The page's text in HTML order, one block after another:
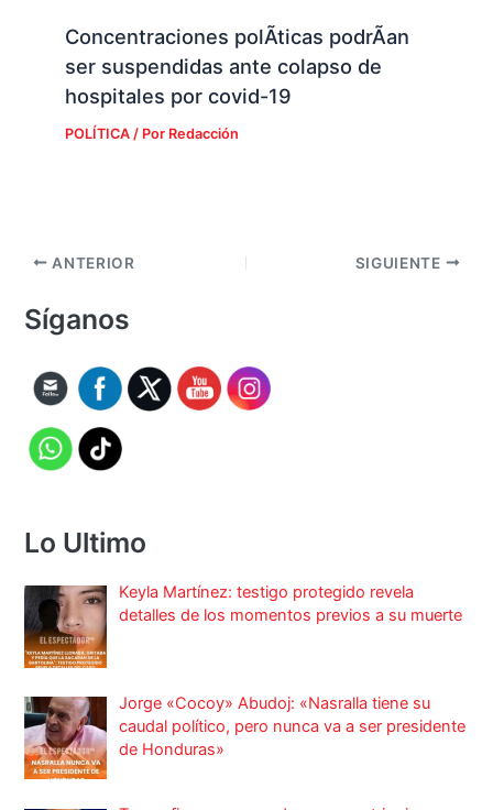
Concentraciones polÃ­ticas podrÃ­an
ser suspendidas ante colapso de
hospitales por covid-19
POLÍTICA/ Por Redacción
ANTERIOR SIGUIENTE
Síganos
Lo Ultimo
Keyla Martínez: testigo protegido revela
detalles de los momentos previos a su muerte
Jorge «Cocoy» Abudoj: «Nasralla tiene su
caudal político, pero nunca va a ser presidente
de Honduras»